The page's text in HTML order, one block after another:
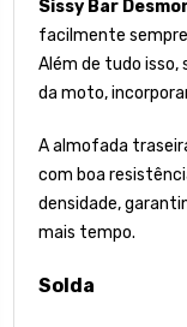
Sissy Bar
facilmente
Além de tudo isso,
da moto,
A almofada
com boa
densidade,
mais tempo.
Solda